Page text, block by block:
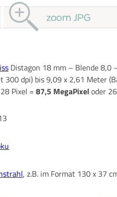
Distagon 18 mm – Blende 8,0
300 dpi) bis 9,09 x 2,61 Meter
Pixel = 87,5 MegaPixeloder
, z.B. im Format 130 x 37